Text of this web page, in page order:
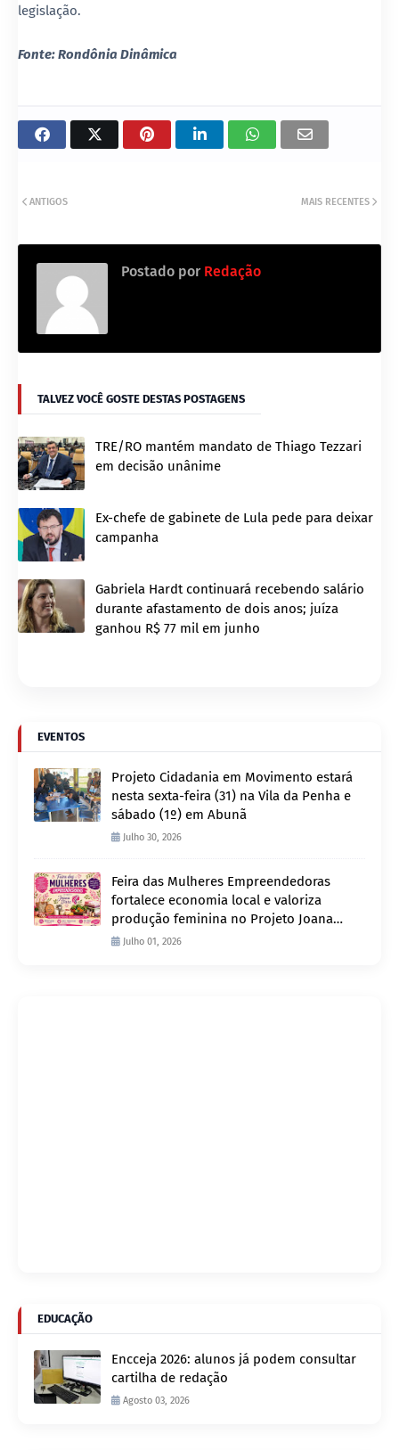
legislação.
Fonte: Rondônia Dinâmica
MAIS RECENTES
ANTIGOS
Postado por Redação
TALVEZ VOCÊ GOSTE DESTAS POSTAGENS
TRE/RO mantém mandato de Thiago Tezzari
em decisão unânime
Ex-chefe de gabinete de Lula pede para deixar
campanha
Gabriela Hardt continuará recebendo salário
durante afastamento de dois anos; juíza
ganhou R$ 77 mil em junho
EVENTOS
Projeto Cidadania em Movimento estará
nesta sexta-feira (31) na Vila da Penha e
sábado (1º) em Abunã
Julho 30, 2026
Feira das Mulheres Empreendedoras
fortalece economia local e valoriza
produção feminina no Projeto Joana
D’Arc
Julho 01, 2026
EDUCAÇÃO
Encceja 2026: alunos já podem consultar
cartilha de redação
Agosto 03, 2026